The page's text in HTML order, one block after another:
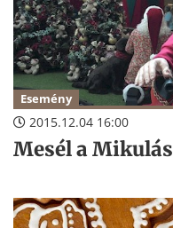
Esemény
2015.12.04 16:00
Mesél a Mikulás